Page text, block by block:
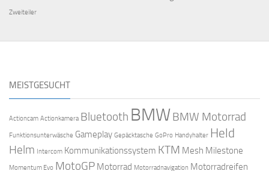
Zweiteiler
MEISTGESUCHT
Actioncam Actionkamera Bluetooth BMWBMW Motorrad
Funktionsunterwäsche Gameplay Gepäcktasche GoPro Handyhalter Held
Helm Intercom Kommunikationssystem KTM Mesh Milestone
Momentum Evo MotoGP Motorrad Motorradnavigation Motorradreifen